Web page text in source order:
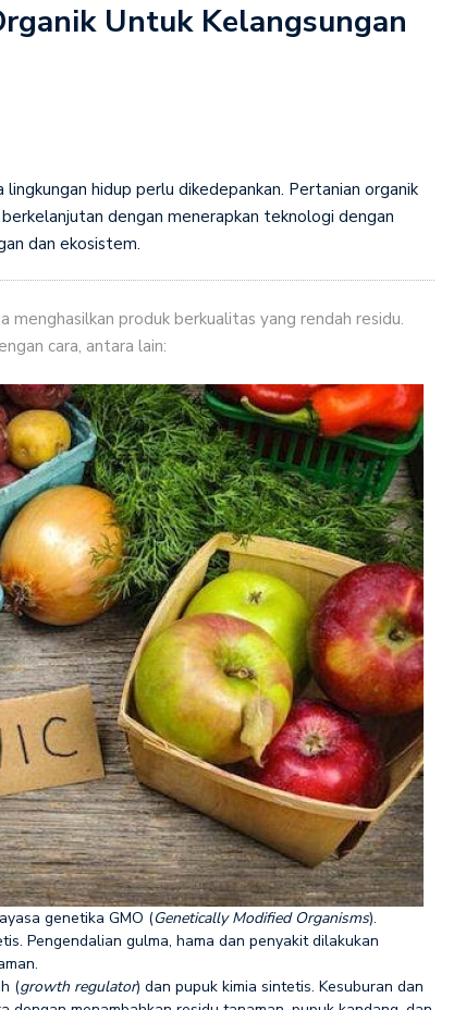
Untuk Kelangsungan
hidup perlu dikedepankan. Pertanian organik
dengan menerapkan teknologi dengan
dan ekosistem.
produk berkualitas yang rendah residu.
cara, antara lain:
genetika GMO (Genetically Modified Organisms).
Pengendalian gulma, hama dan penyakit dilakukan
(growth regulator) dan pupuk kimia sintetis. Kesuburan dan